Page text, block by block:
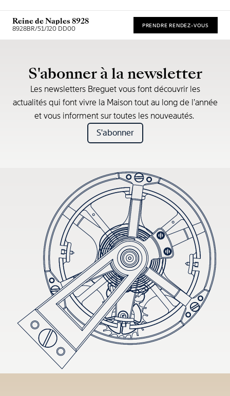
Reine de Naples 8928
8928BR/51/J20 DD00 PRENDRE RENDEZ-VOUS
S'abonner à la newsletter
Les newsletters Breguet vous font découvrir les
actualités qui font vivre la Maison tout au long de l’année
et vous informent sur toutes les nouveautés.
S'abonner